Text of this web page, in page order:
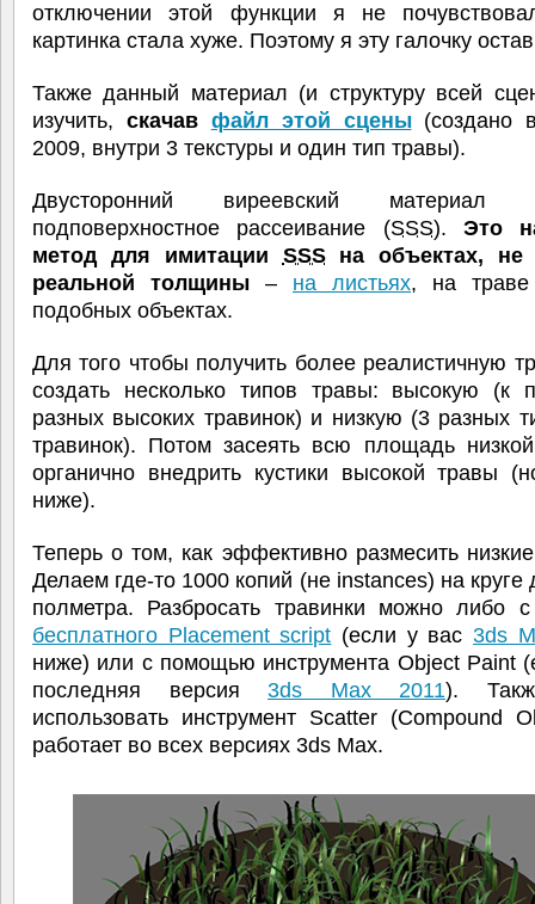
отключении этой функции я не
картинка стала хуже. Поэтому я эту галочку
Также данный материал (и структуру всей
изучить, скачав файл этой сцены(создано
2009, внутри 3 текстуры и один тип травы).
Двусторонний виреевский материал
подповерхностное рассеивание (SSS). Это
метод для имитации SSSна объектах, не
реальной толщины – на листьях, на
подобных объектах.
Для того чтобы получить более реалистичную
создать несколько типов травы: высокую (к
разных высоких травинок) и низкую (3 разных
травинок). Потом засеять всю площадь
органично внедрить кустики высокой травы
ниже).
Теперь о том, как эффективно размесить
Делаем где-то 1000 копий (не instances) на круге
полметра. Разбросать травинки можно либо
бесплатного Placement script (если у вас3ds
ниже) или с помощью инструмента Object Paint
последняя версия 3ds Max 2011).
использовать инструмент Scatter (Compound
работает во всех версиях 3ds Max.